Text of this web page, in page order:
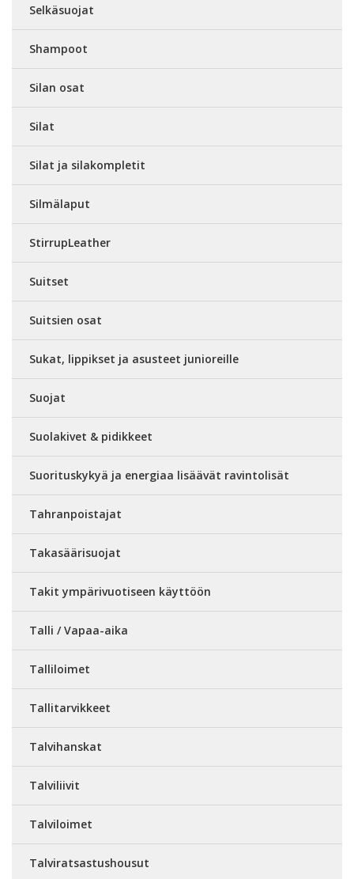
Selkäsuojat
Shampoot
Silan osat
Silat
Silat ja silakompletit
Silmälaput
StirrupLeather
Suitset
Suitsien osat
Sukat, lippikset ja asusteet junioreille
Suojat
Suolakivet & pidikkeet
Suorituskykyä ja energiaa lisäävät ravintolisät
Tahranpoistajat
Takasäärisuojat
Takit ympärivuotiseen käyttöön
Talli / Vapaa-aika
Talliloimet
Tallitarvikkeet
Talvihanskat
Talviliivit
Talviloimet
Talviratsastushousut